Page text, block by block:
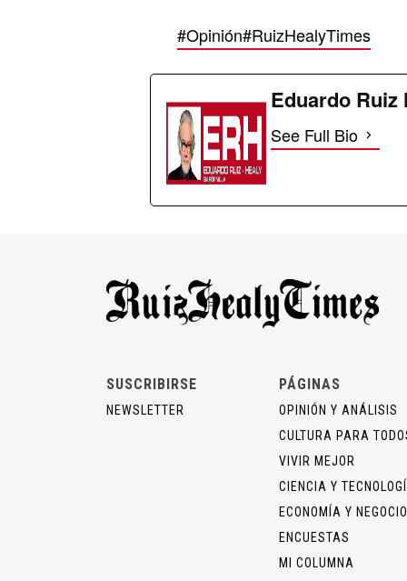
#Opinión#RuizHealyTimes
Eduardo Ruiz
See Full Bio
SUSCRIBIRSE
NEWSLETTER
PÁGINAS
OPINIÓN Y ANÁLISIS
CULTURA PARA
VIVIR MEJOR
CIENCIA Y
ECONOMÍA Y
ENCUESTAS
MI COLUMNA